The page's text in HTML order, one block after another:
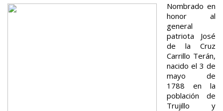
Nombrado en
honor al
general
patriota José
de la Cruz
Carrillo Terán,
nacido el 3 de
mayo de
1788 en la
población de
Trujillo y